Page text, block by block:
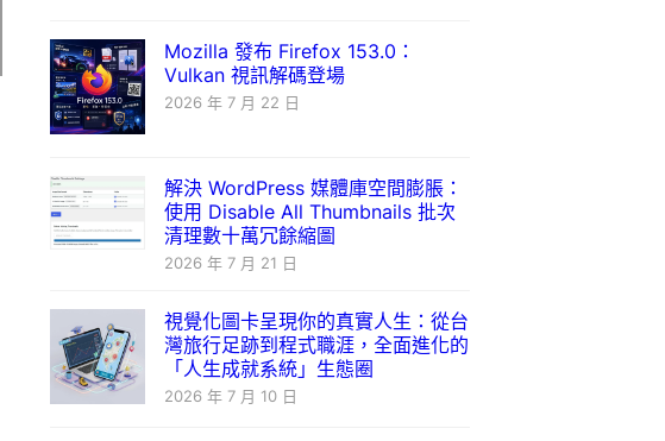
Mozilla 發布 Firefox 153.0：
Vulkan 視訊解碼登場
2026 年 7 月 22 日
解決 WordPress 媒體庫空間膨脹：
使用 Disable All Thumbnails 批次
清理數十萬冗餘縮圖
2026 年 7 月 21 日
視覺化圖卡呈現你的真實人生：從台
灣旅行足跡到程式職涯，全面進化的
「人生成就系統」生態圈
2026 年 7 月 10 日